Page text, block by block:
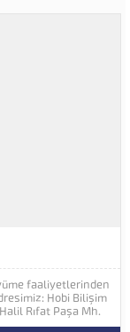
faaliyetlerinden
Hobi Bilişim
Rıfat Paşa Mh.
(34384) Şişli...